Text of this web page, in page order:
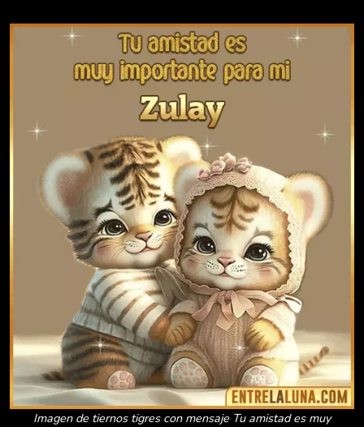
Imagen de tiernos tigres con mensaje Tu amistad es muy